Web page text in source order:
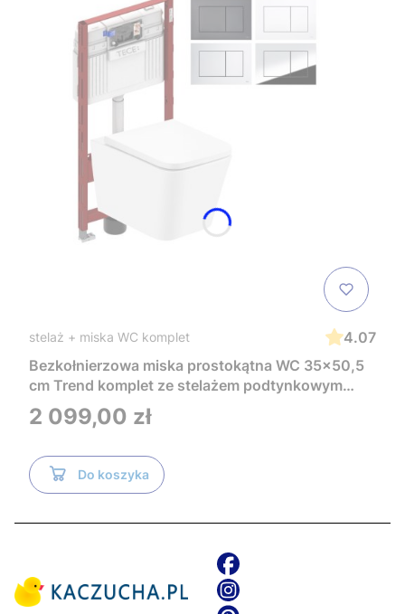
stelaż + miska WC komplet
4.07
Bezkołnierzowa miska prostokątna WC 35x50,5
cm Trend komplet ze stelażem podtynkowym
Tece i czarnym przyciskiem TeceNow
TR2216+Tece
Cena
2 099,00 zł
Do koszyka